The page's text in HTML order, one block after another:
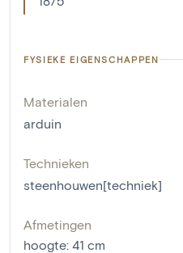
FYSIEKE EIGENSCHAPPEN
Materialen
arduin
Technieken
steenhouwen[techniek]
Afmetingen
hoogte: 41 cm